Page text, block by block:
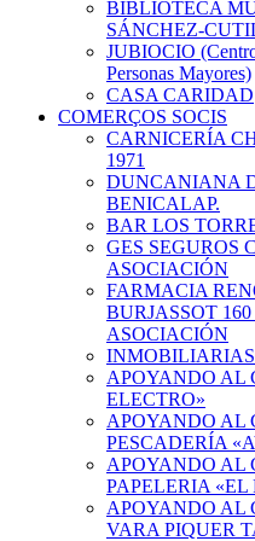
BIBLIOTECA
SÁNCHEZ-
JUBIOCIO
Personas Mayores)
CASA CARIDAD
COMERÇOS SOCIS
CARNICERÍA
1971
DUNCANIANA
BENICALAP.
BAR LOS
GES SEGUROS
ASOCIACIÓN
FARMACIA
BURJASSOT
ASOCIACIÓN
APOYANDO AL
ELECTRO»
APOYANDO AL
PESCADERÍA
APOYANDO AL
PAPELERIA «EL
APOYANDO AL
VARA PIQUER